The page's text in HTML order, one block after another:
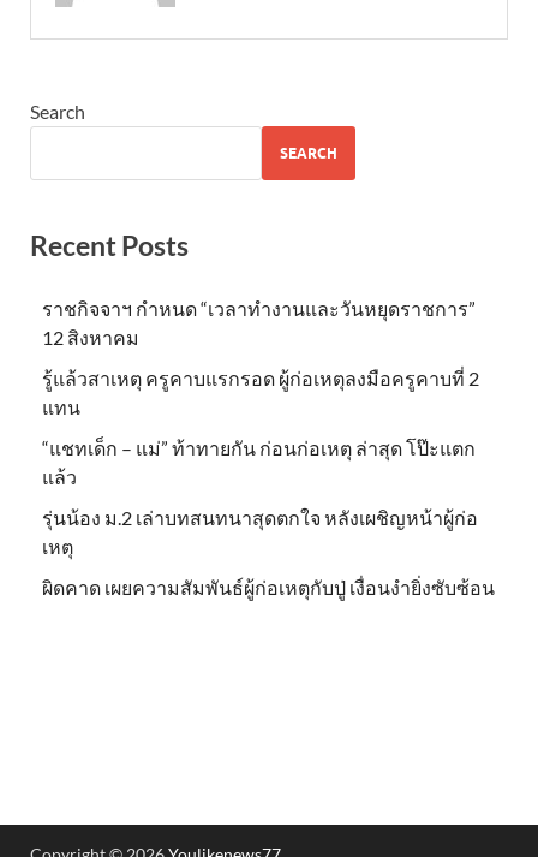
Search
SEARCH
Recent Posts
ราชกิจจาฯ กำหนด “เวลาทำงานและวันหยุดราชการ”
12 สิงหาคม
รู้แล้วสาเหตุ ครูคาบแรกรอด ผู้ก่อเหตุลงมือครูคาบที่ 2
แทน
“แชทเด็ก – แม่” ท้าทายกัน ก่อนก่อเหตุ ล่าสุด โป๊ะแตก
แล้ว
รุ่นน้อง ม.2 เล่าบทสนทนาสุดตกใจ หลังเผชิญหน้าผู้ก่อ
เหตุ
ผิดคาด เผยความสัมพันธ์ผู้ก่อเหตุกับปู่ เงื่อนงำยิ่งซับซ้อน